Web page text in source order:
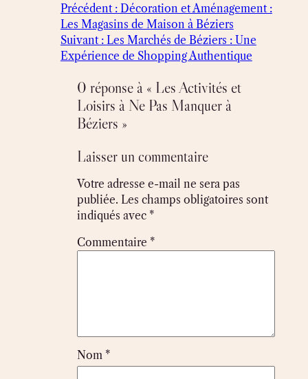
Précédent : Décoration et Aménagement :
Les Magasins de Maison à Béziers
Suivant : Les Marchés de Béziers : Une
Expérience de Shopping Authentique
0 réponse à « Les Activités et
Loisirs à Ne Pas Manquer à
Béziers »
Laisser un commentaire
Votre adresse e-mail ne sera pas
publiée. Les champs obligatoires sont
indiqués avec *
Commentaire *
Nom *